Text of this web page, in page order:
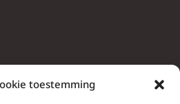
toestemming